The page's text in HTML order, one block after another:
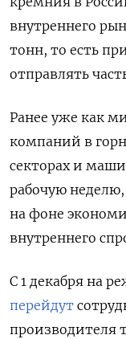
внутреннего
тонн, то есть
отправлять
Ранее уже как
компаний в
секторах и
рабочую
на фоне
внутреннего
С 1 декабря на
перейдут
производителя